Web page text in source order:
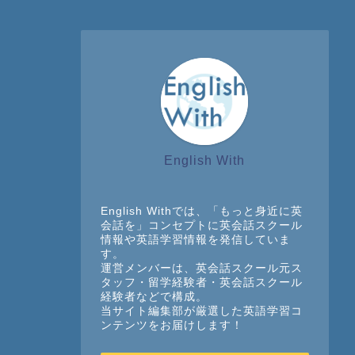
English With
English Withでは、「もっと身近に英
会話を」コンセプトに英会話スクール
情報や英語学習情報を発信していま
す。
運営メンバーは、英会話スクール元ス
タッフ・留学経験者・英会話スクール
経験者などで構成。
当サイト編集部が厳選した英語学習コ
ンテンツをお届けします！